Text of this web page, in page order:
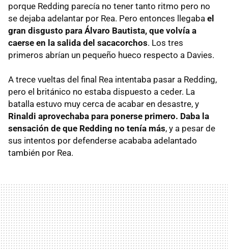
porque Redding parecía no tener tanto ritmo pero no
se dejaba adelantar por Rea. Pero entonces llegaba el
gran disgusto para Álvaro Bautista, que volvía a
caerse en la salida del sacacorchos. Los tres
primeros abrían un pequeño hueco respecto a Davies.
A trece vueltas del final Rea intentaba pasar a Redding,
pero el británico no estaba dispuesto a ceder. La
batalla estuvo muy cerca de acabar en desastre, y
Rinaldi aprovechaba para ponerse primero. Daba la
sensación de que Redding no tenía más, y a pesar de
sus intentos por defenderse acababa adelantado
también por Rea.